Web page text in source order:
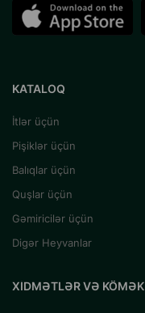
KATALOQ
İtlər üçün
Pişiklər üçün
Balıqlar üçün
Quşlar üçün
Gəmiricilər üçün
Digər Heyvanlar
XIDMƏTLƏR VƏ KÖMƏK